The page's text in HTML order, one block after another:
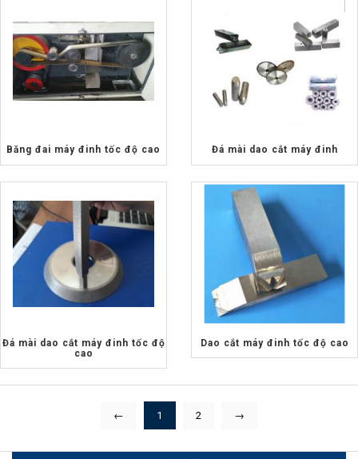
Băng đai máy đinh tốc độ cao Đá mài dao cắt máy đinh
Đá mài dao cắt máy đinh tốc độ
cao
Dao cắt máy đinh tốc độ cao
← 1 2 →